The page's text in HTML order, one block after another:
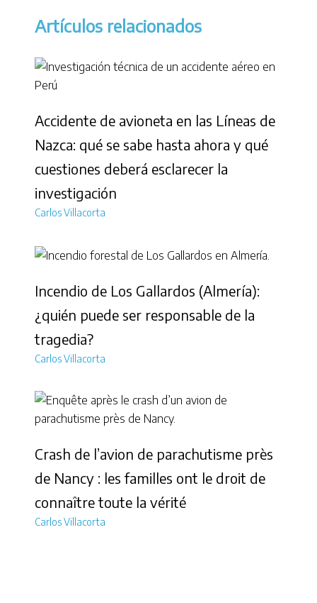
Artículos relacionados
Accidente de avioneta en las Líneas de
Nazca: qué se sabe hasta ahora y qué
cuestiones deberá esclarecer la
investigación
Carlos Villacorta
Incendio de Los Gallardos (Almería):
¿quién puede ser responsable de la
tragedia?
Carlos Villacorta
Crash de l’avion de parachutisme près
de Nancy : les familles ont le droit de
connaître toute la vérité
Carlos Villacorta